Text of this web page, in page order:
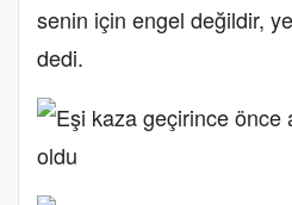
senin için engel değildir,
dedi.